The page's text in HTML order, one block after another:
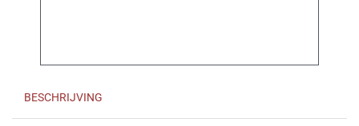
BESCHRIJVING